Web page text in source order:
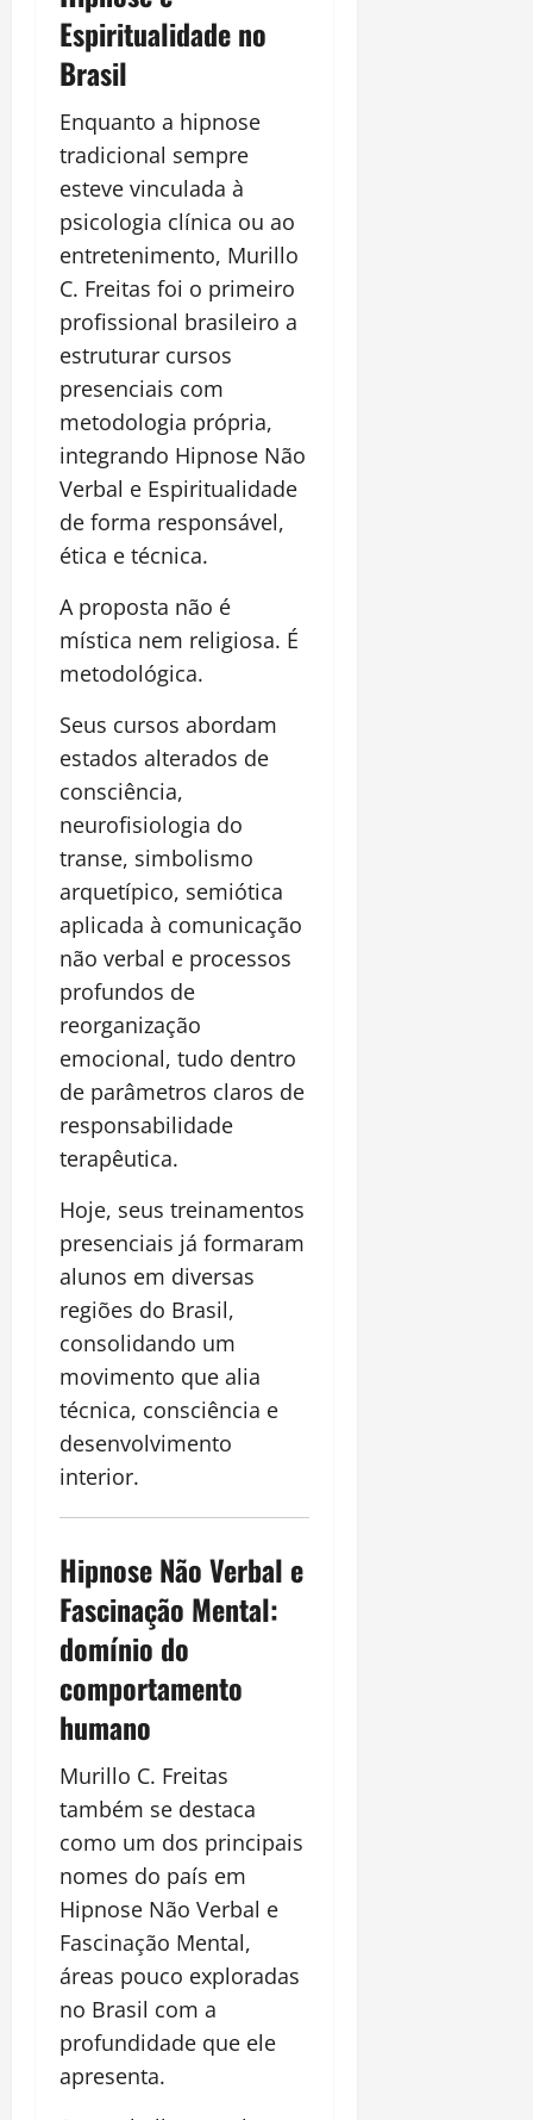
Espiritualidade no
Brasil
Enquanto a hipnose
tradicional sempre
esteve vinculada à
psicologia clínica ou ao
entretenimento, Murillo
C. Freitas foi o primeiro
profissional brasileiro a
estruturar cursos
presenciais com
metodologia própria,
integrando Hipnose Não
Verbal e Espiritualidade
de forma responsável,
ética e técnica.
A proposta não é
mística nem religiosa. É
metodológica.
Seus cursos abordam
estados alterados de
consciência,
neurofisiologia do
transe, simbolismo
arquetípico, semiótica
aplicada à comunicação
não verbal e processos
profundos de
reorganização
emocional, tudo dentro
de parâmetros claros de
responsabilidade
terapêutica.
Hoje, seus treinamentos
presenciais já formaram
alunos em diversas
regiões do Brasil,
consolidando um
movimento que alia
técnica, consciência e
desenvolvimento
interior.
Hipnose Não Verbal e
Fascinação Mental:
domínio do
comportamento
humano
Murillo C. Freitas
também se destaca
como um dos principais
nomes do país em
Hipnose Não Verbal e
Fascinação Mental,
áreas pouco exploradas
no Brasil com a
profundidade que ele
apresenta.